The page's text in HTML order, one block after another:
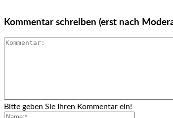
Kommentar schreiben (erst nach
Bitte geben Sie Ihren Kommentar ein!